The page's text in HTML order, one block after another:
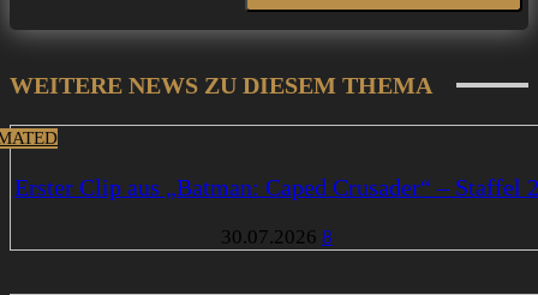
WEITERE NEWS ZU DIESEM THEMA
Erster Clip aus „Batman: Caped Crusader“ – Staffel 2
30.07.2026 8